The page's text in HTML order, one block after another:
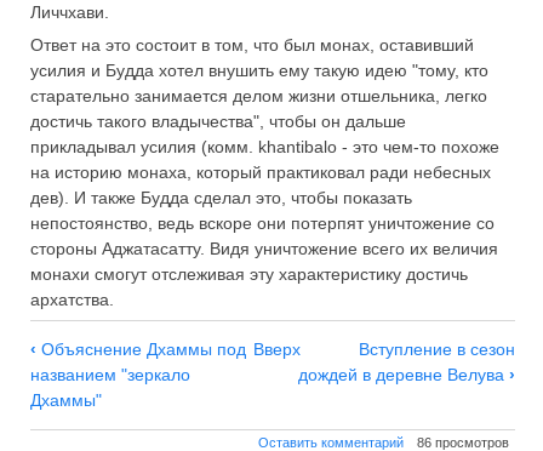
Личчхави.
Ответ на это состоит в том, что был монах, оставивший
усилия и Будда хотел внушить ему такую идею "тому, кто
старательно занимается делом жизни отшельника, легко
достичь такого владычества", чтобы он дальше
прикладывал усилия (комм. khantibalo - это чем-то похоже
на историю монаха, который практиковал ради небесных
дев). И также Будда сделал это, чтобы показать
непостоянство, ведь вскоре они потерпят уничтожение со
стороны Аджатасатту. Видя уничтожение всего их величия
монахи смогут отслеживая эту характеристику достичь
архатства.
Навигация
по
Куртизанка
Амбапали
‹ Объяснение Дхаммы под
названием "зеркало
Дхаммы"
Вверх
Вступление в сезон
дождей в деревне Велува ›
Оставить комментарий 86 просмотров